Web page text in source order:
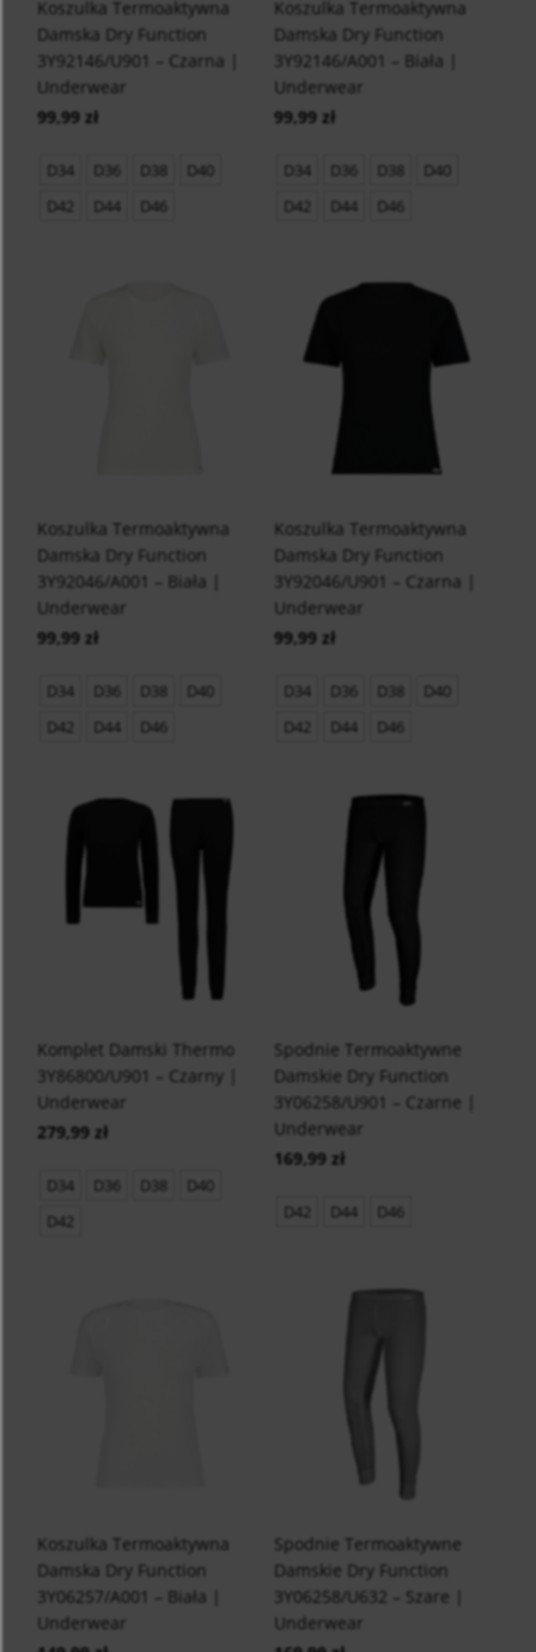
Koszulka Termoaktywna
Damska Dry Function
3Y92146/U901 – Czarna |
Underwear
99,99 zł
D34 D36 D38
D40
D42
D44 D46
Koszulka Termoaktywna
Damska Dry Function
3Y92146/A001 – Biała |
Underwear
99,99 zł
D34 D36 D38
D40
D42
D44 D46
Koszulka Termoaktywna
Damska Dry Function
3Y92046/A001 – Biała |
Underwear
99,99 zł
D34 D36 D38
D40
D42
D44 D46
Koszulka Termoaktywna
Damska Dry Function
3Y92046/U901 – Czarna |
Underwear
99,99 zł
D34 D36 D38
D40
D42
D44 D46
Komplet Damski Thermo
3Y86800/U901 – Czarny |
Underwear
279,99 zł
D34 D36 D38
D40
D42
Spodnie Termoaktywne
Damskie Dry Function
3Y06258/U901 – Czarne |
Underwear
169,99 zł
D42 D44 D46
Koszulka Termoaktywna
Damska Dry Function
3Y06257/A001 – Biała |
Underwear
Spodnie Termoaktywne
Damskie Dry Function
3Y06258/U632 – Szare |
Underwear